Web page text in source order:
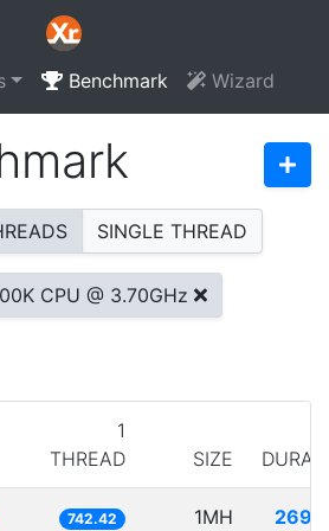
Benchmark Wizard
SINGLE THREAD
CPU @ 3.70GHz
1
THREAD
SIZE
742.42 1MH